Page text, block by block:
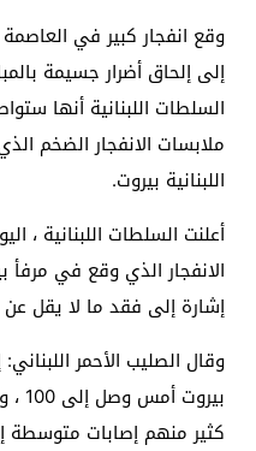
وقع انفجار كبير في العاصمة
إلى إلحاق أضرار جسيمة
السلطات اللبنانية أنها
ملابسات الانفجار الضخم
اللبنانية بيروت.
أعلنت السلطات اللبنانية ،
إشارة إلى فقد ما لا يقل عن 100
وقال الصليب الأحمر
كثير منهم إصابات متوسطة